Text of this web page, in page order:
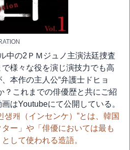
中の2ＰＭジュノ主演法廷捜査
様々な役を演じ演技力でも高
本作の主人公“弁護士ドヒョ
？これまでの俳優歴と共にご紹
はYoutubeにて公開している。
캐（インセンケ）”とは、韓国
ー」や「俳優においては最も
して使われる造語。